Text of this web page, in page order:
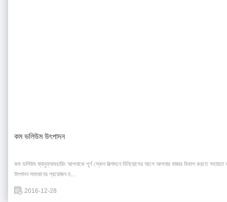
কম ভলিউম উৎপাদন
কম ভলিউম ম্যানুফ্যাকচারিং আপনাকে পূর্ণ স্কেল উত্পাদনে বিনিয়োগের আগে আপনার বাজার বিকাশ করতে
উৎপাদন সমাধানের প্রয়োজন হ...
2016-12-28